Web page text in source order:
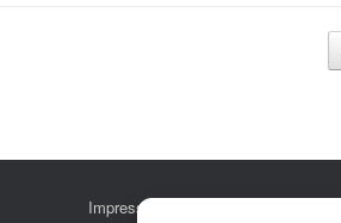
Impressum